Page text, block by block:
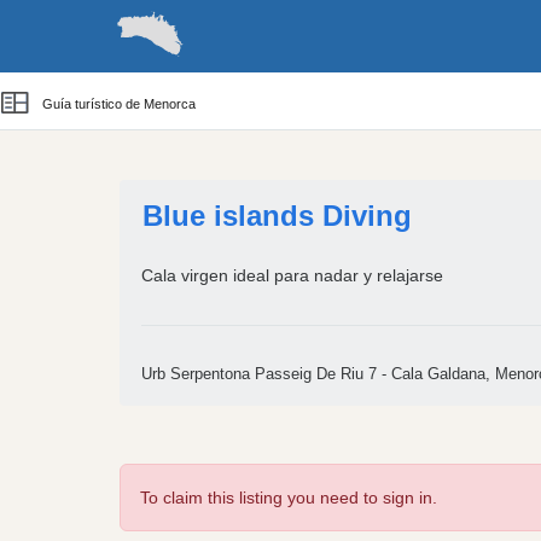
Guía turístico de Menorca
Blue islands Diving
Cala virgen ideal para nadar y relajarse
Urb Serpentona Passeig De Riu 7 - Cala Galdana,
To claim this listing you need to sign in.